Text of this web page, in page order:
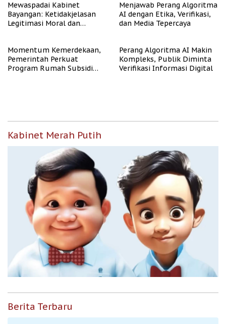
Mewaspadai Kabinet
Bayangan: Ketidakjelasan
Legitimasi Moral dan
Menjawab Perang Algoritma
AI dengan Etika, Verifikasi,
dan Media Tepercaya
Momentum Kemerdekaan,
Pemerintah Perkuat
Program Rumah Subsidi
Perang Algoritma AI Makin
Kompleks, Publik Diminta
Verifikasi Informasi Digital
Kabinet Merah Putih
Berita Terbaru